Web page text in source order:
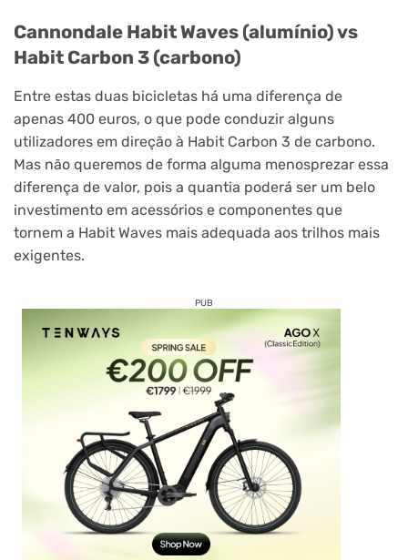
Cannondale Habit Waves (alumínio) vs
Habit Carbon 3 (carbono)
Entre estas duas bicicletas há uma diferença de
apenas 400 euros, o que pode conduzir alguns
utilizadores em direção à Habit Carbon 3 de carbono.
Mas não queremos de forma alguma menosprezar essa
diferença de valor, pois a quantia poderá ser um belo
investimento em acessórios e componentes que
tornem a Habit Waves mais adequada aos trilhos mais
exigentes.
PUB